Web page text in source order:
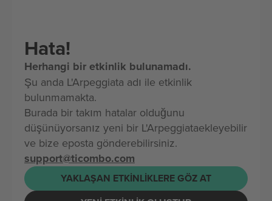
Hata!
Herhangi bir etkinlik bulunamadı.
Şu anda L'Arpeggiata adı ile etkinlik
bulunmamakta.
Burada bir takım hatalar olduğunu
düşünüyorsanız yeni bir L'Arpeggiataekleyebilir
ve bize eposta gönderebilirsiniz.
support@ticombo.com
YAKLAŞAN ETKINLIKLERE GÖZ AT